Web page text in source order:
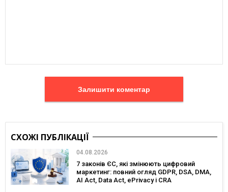
Залишити коментар
СХОЖІ ПУБЛІКАЦІЇ
04.08.2026
7 законів ЄС, які змінюють цифровий
маркетинг: повний огляд GDPR, DSA, DMA,
AI Act, Data Act, ePrivacy і CRA